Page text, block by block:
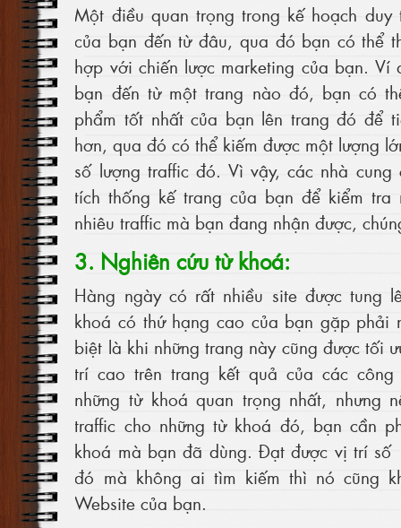
Một điều quan trọng trong kế hoạch
của bạn đến từ đâu, qua đó bạn có thể
hợp với chiến lược marketing của bạn. Ví
bạn đến từ một trang nào đó, bạn có
phẩm tốt nhất của bạn lên trang đó để
hơn, qua đó có thể kiếm được một lượng
số lượng traffic đó. Vì vậy, các nhà
tích thống kế trang của bạn để kiểm tra
nhiêu traffic mà bạn đang nhận được,
3. Nghiên cứu từ khoá:
Hàng ngày có rất nhiều site được tung
khoá có thứ hạng cao của bạn gặp phải
biệt là khi những trang này cũng được tối
trí cao trên trang kết quả của các
những từ khoá quan trọng nhất, nhưng
traffic cho những từ khoá đó, bạn cần
khoá mà bạn đã dùng. Đạt được vị trí số
đó mà không ai tìm kiếm thì nó cũng
Website của bạn.